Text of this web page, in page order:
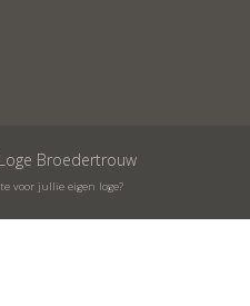
Broedertrouw
voor jullie eigen loge?